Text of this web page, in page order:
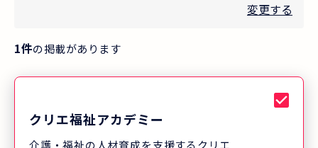
変更する
1件の掲載があります
クリエ福祉アカデミー
介護・福祉の人材育成を支援するクリエ